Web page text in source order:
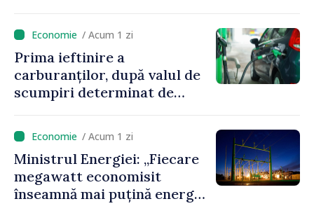
/ Acum 1 zi
Prima ieftinire a
carburanților, după valul de
scumpiri determinat de
anunță prețuri mai mici la
benzină și motorină
/ Acum 1 zi
Ministrul Energiei: „Fiecare
megawatt economisit
înseamnă mai puțină energie